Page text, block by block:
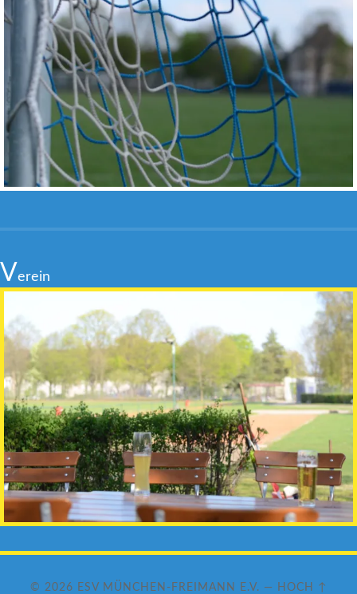
Verein
© 2026 ESV MÜNCHEN-FREIMANN E.V. — HOCH ↑